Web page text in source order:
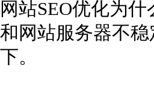
网站SEO优化为
和网站服务器不
下。